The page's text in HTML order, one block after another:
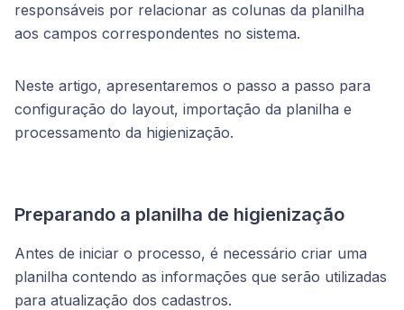
responsáveis por relacionar as colunas da planilha
aos campos correspondentes no sistema.
Neste artigo, apresentaremos o passo a passo para
configuração do layout, importação da planilha e
processamento da higienização.
Preparando a planilha de higienização
Antes de iniciar o processo, é necessário criar uma
planilha contendo as informações que serão utilizadas
para atualização dos cadastros.